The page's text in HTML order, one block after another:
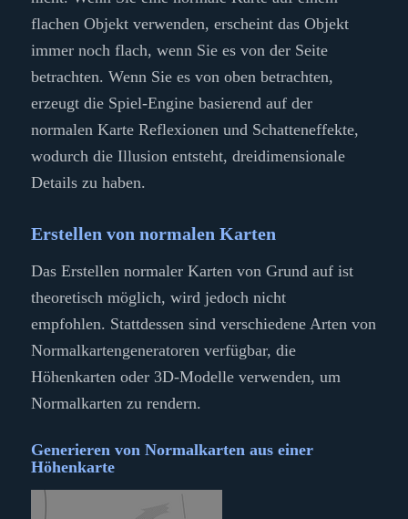
flachen Objekt verwenden, erscheint das Objekt
immer noch flach, wenn Sie es von der Seite
betrachten. Wenn Sie es von oben betrachten,
erzeugt die Spiel-Engine basierend auf der
normalen Karte Reflexionen und Schatteneffekte,
wodurch die Illusion entsteht, dreidimensionale
Details zu haben.
Erstellen von normalen Karten
Das Erstellen normaler Karten von Grund auf ist
theoretisch möglich, wird jedoch nicht
empfohlen. Stattdessen sind verschiedene Arten von
Normalkartengeneratoren verfügbar, die
Höhenkarten oder 3D-Modelle verwenden, um
Normalkarten zu rendern.
Generieren von Normalkarten aus einer
Höhenkarte